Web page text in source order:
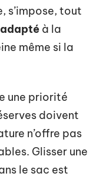
s’impose, tout
à la
même si la
une priorité
doivent
n’offre pas
Glisser une
le sac est